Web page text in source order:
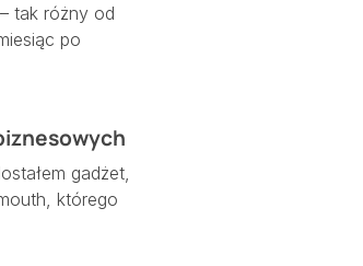
– tak różny od
po
gadżet,
którego